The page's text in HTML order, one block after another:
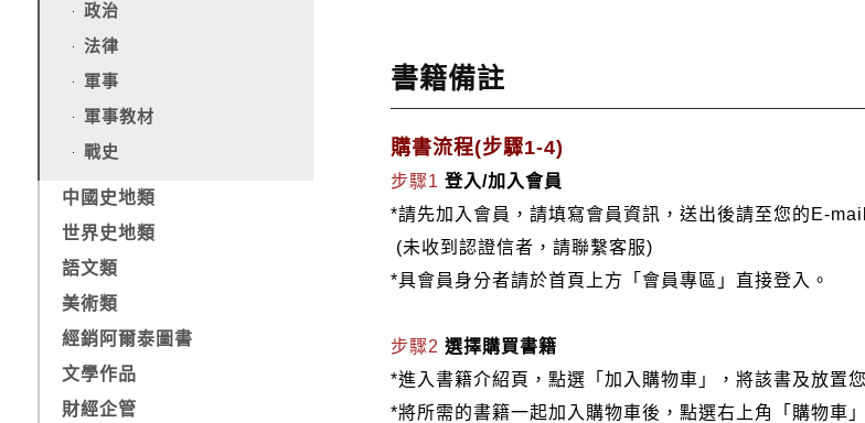
政治
法律
軍事
軍事教材
戰史
中國史地類
世界史地類
語文類
美術類
經銷阿爾泰圖書
文學作品
財經企管
書籍備註
購書流程(步驟1-4)
步驟1 登入/加入會員
*請先加入會員，請填寫會員資訊，送出後請至您的E-
(未收到認證信者，請聯繫客服)
*具會員身分者請於首頁上方「會員專區」直接登入。
步驟2 選擇購買書籍
*進入書籍介紹頁，點選「加入購物車」，將該書及放置
*將所需的書籍一起加入購物車後，點選右上角「購物車